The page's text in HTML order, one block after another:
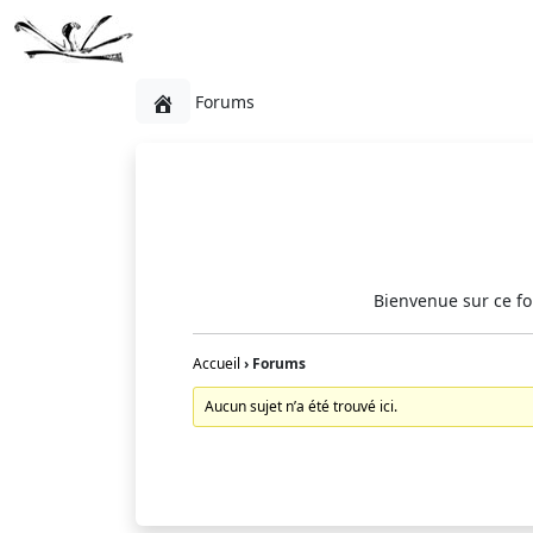
Forums
Bienvenue sur ce
Accueil › Forums
Aucun sujet n’a été trouvé ici.